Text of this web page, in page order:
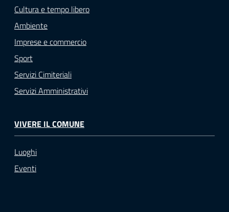
Cultura e tempo libero
Ambiente
Imprese e commercio
Sport
Servizi Cimiteriali
Servizi Amministrativi
VIVERE IL COMUNE
Luoghi
Eventi